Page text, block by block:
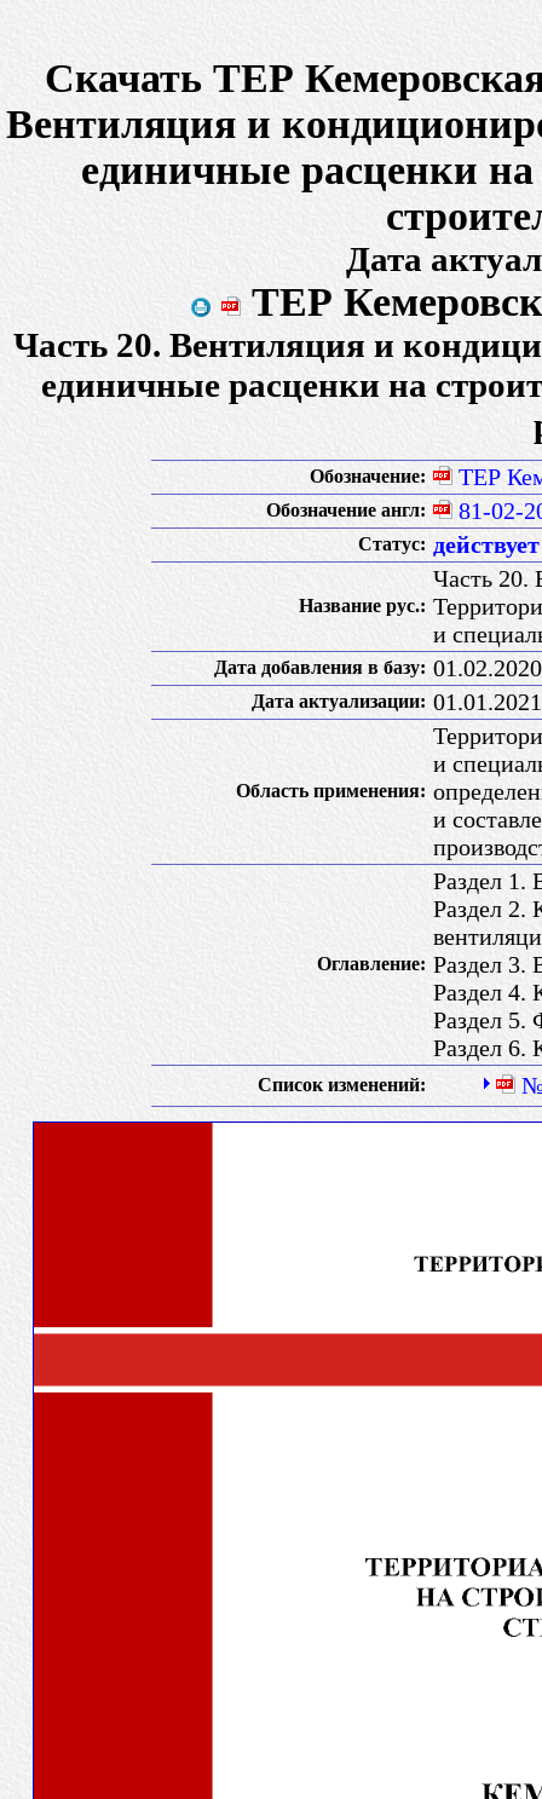
Скачать ТЕР
Вентиляция и
единичные расценки
Дата
ТЕР
Часть 20. Вентиляция и
единичные расценки на
Обозначение: ТЕР
Обозначение англ: 81-02-
Статус: действует
Название рус.:
Часть 20.
и
Дата добавления в базу: 01.02.2020
Дата актуализации: 01.01.2021
Область применения:
и
и
Оглавление:
Раздел 1.
Раздел 2.
Раздел 3.
Раздел 4.
Раздел 5.
Раздел 6.
Список изменений: